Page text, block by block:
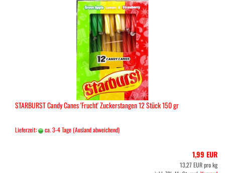
STARBURST Candy Canes 'Frucht' Zuckerstangen 12 Stück 150 gr
Lieferzeit: ca. 3-4 Tage(Ausland abweichend)
1,99 EUR
13,27 EUR pro kg